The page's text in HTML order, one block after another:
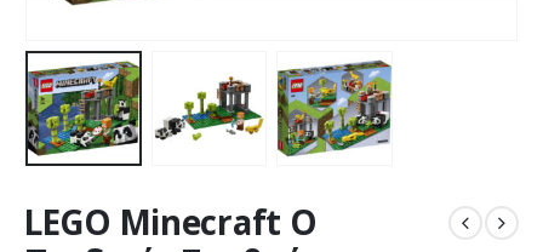
LEGO Minecraft Ο